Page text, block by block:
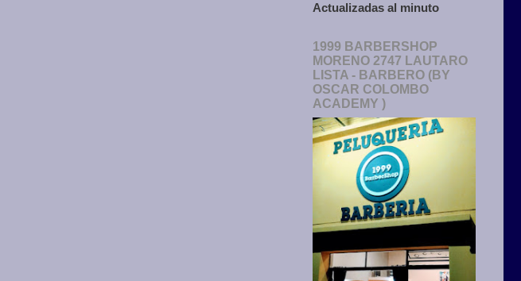
Actualizadas al minuto
1999 BARBERSHOP
MORENO 2747 LAUTARO
LISTA - BARBERO (BY
OSCAR COLOMBO
ACADEMY )